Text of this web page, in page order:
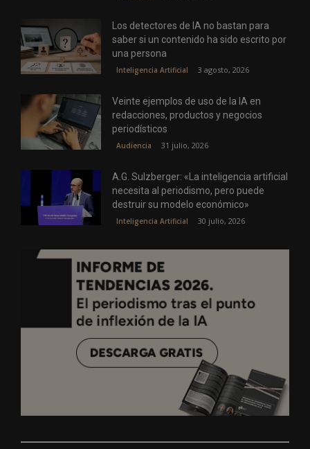
Los detectores de IA no bastan para
saber si un contenido ha sido escrito por
una persona
Inteligencia Artificial 3 agosto, 2026
Veinte ejemplos de uso de la IA en
redacciones, productos y negocios
periodísticos
Audiencia 31 julio, 2026
A.G. Sulzberger: «La inteligencia artificial
necesita al periodismo, pero puede
destruir su modelo económico»
Inteligencia Artificial 30 julio, 2026